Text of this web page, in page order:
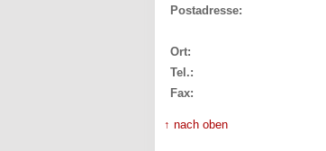
Postadresse:
Ort:
Tel.:
Fax:
↑ nach oben